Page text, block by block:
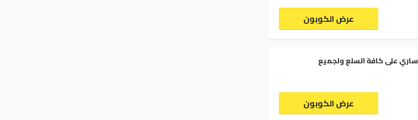
عرض الكوبون
كود خصم سنتربوينت 25 ساري على كافة السلع ولجميع
عرض الكوبون